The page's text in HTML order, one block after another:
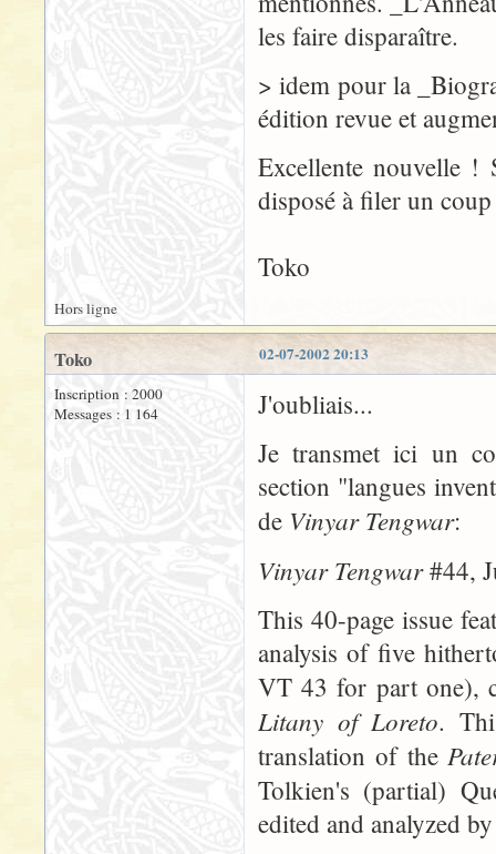
les faire disparaître.
> idem pour la
édition revue et
Excellente nouvelle !
disposé à filer un
Toko
Hors ligne
02-07-2002 20:13
Toko
Inscription : 2000
Messages : 1 164
J'oubliais...
Je transmet ici un
section "langues
de Vinyar Tengwar:
Vinyar Tengwar#44,
This 40-page issue
analysis of five
VT 43 for part one),
Litany of Loreto.
translation of the
Tolkien's (partial)
edited and analyzed